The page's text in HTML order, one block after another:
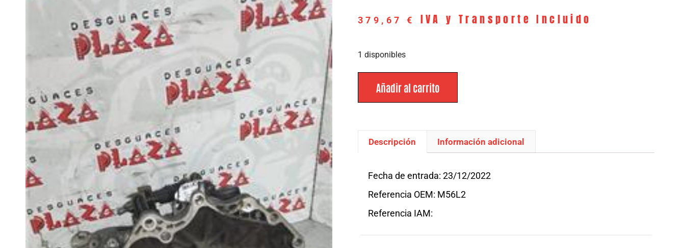
379,67 € IVA y Transporte Incluido
1 disponibles
Añadir al carrito
Descripción Información adicional
Fecha de entrada: 23/12/2022
Referencia OEM: M56L2
Referencia IAM: